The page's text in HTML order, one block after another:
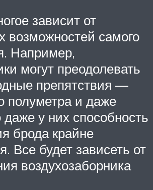
зависит от
возможностей самого
Например,
могут преодолевать
препятствия —
полуметра и даже
у них способность
брода крайне
Все будет зависеть от
воздухозаборника